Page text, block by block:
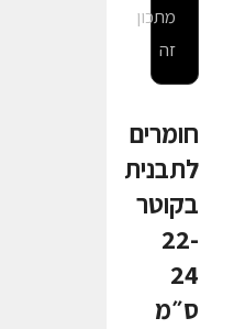
מתכון
זה
חומרים
לתבנית
בקוטר
22-
24
ס״מ